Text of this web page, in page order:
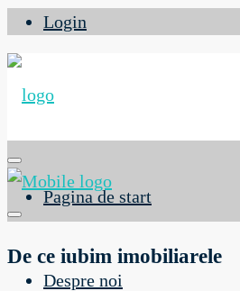
Login
Pagina de start
Despre noi
De ce iubim imobiliarele